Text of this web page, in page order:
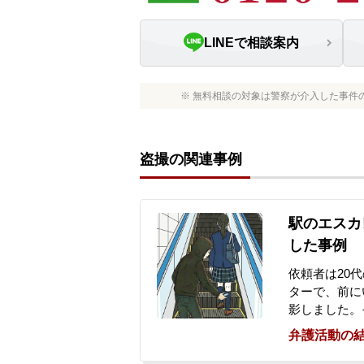
LINEで相談案内
※ 無料相談の対象は警察が介入した事件
盗撮の関連事例
駅のエス
した事例
依頼者は20
ターで、前
影しました
とで発覚。
い、次の駅
弁護活動の